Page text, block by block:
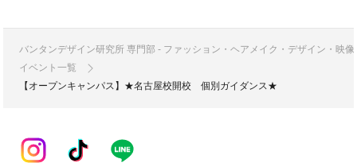
バンタンデザイン研究所 専門部 - ファッション・ヘアメイク・デザイン・映
イベント一覧
【オープンキャンパス】★名古屋校開校 個別ガイダンス★